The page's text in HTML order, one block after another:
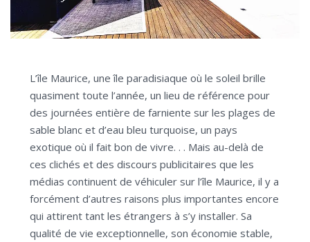
L’île Maurice, une île paradisiaque où le soleil brille
quasiment toute l’année, un lieu de référence pour
des journées entière de farniente sur les plages de
sable blanc et d’eau bleu turquoise, un pays
exotique où il fait bon de vivre. . . Mais au-delà de
ces clichés et des discours publicitaires que les
médias continuent de véhiculer sur l’île Maurice, il y a
forcément d’autres raisons plus importantes encore
qui attirent tant les étrangers à s’y installer. Sa
qualité de vie exceptionnelle, son économie stable,